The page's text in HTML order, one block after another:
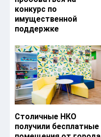
конкурс по
имущественной
поддержке
Столичные НКО
получили бесплатные